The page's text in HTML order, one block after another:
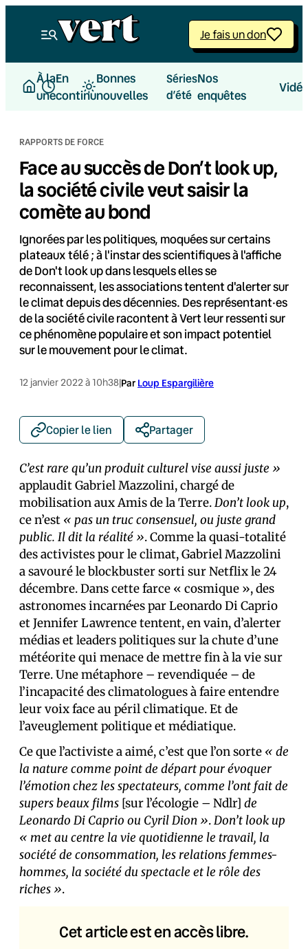
Je fais un don
À la
une
En
continu
Bonnes
nouvelles
Séries
d’été
Nos
enquêtes
RAPPORTS DE FORCE
Face au succès de Don’t look up,
la société civile veut saisir la
comète au bond
Ignorées par les politiques, moquées sur certains
plateaux télé ; à l'instar des scientifiques à l'affiche
de Don't look up dans lesquels elles se
reconnaissent, les associations tentent d'alerter sur
le climat depuis des décennies. Des représentant·es
de la société civile racontent à Vert leur ressenti sur
ce phénomène populaire et son impact potentiel
sur le mouvement pour le climat.
12 janvier 2022 à 10h38|Par Loup Espargilière
Copier le lien Partager
C’est rare qu’un produit culturel vise aussi juste »
applaudit Gabriel Mazzolini, chargé de
mobilisation aux Amis de la Terre.Don’t look up,
ce n’est « pas un truc consensuel, ou juste grand
public. Il dit la réalité ». Comme la quasi-totalité
des activistes pour le climat, Gabriel Mazzolini
a savouré le blockbuster sorti sur Netflix le 24
décembre. Dans cette farce « cosmique », des
astronomes incarné·es par Leonardo Di Caprio
et Jennifer Lawrence tentent, en vain, d’alerter
médias et leaders politiques sur la chute d’une
météorite qui menace de mettre fin à la vie sur
Terre. Une métaphore – revendiquée – de
l’incapacité des climatologues à faire entendre
leur voix face au péril climatique. Et de
l’aveuglement politique et médiatique.
Ce que l’activiste a aimé, c’est que l’on sorte « de
la nature comme point de départ pour évoquer
l’émotion chez les spectateurs, comme l’ont fait de
supers beaux films [sur l’écologie – Ndlr] de
Leonardo Di Caprio ou Cyril Dion ».Don’t look up
« met au centre la vie quotidienne le travail, la
société de consommation, les relations femmes-
hommes, la société du spectacle et le rôle des
riches ».
Cet article est en accès libre.